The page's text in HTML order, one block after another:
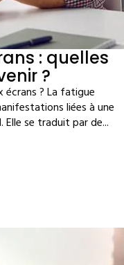
: quelles
?
écrans ? La fatigue
liées à une
se traduit par de...